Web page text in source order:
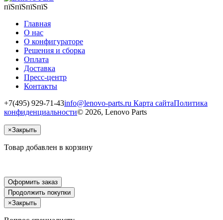
пїЅпїЅпїЅпїЅ
Главная
О нас
О конфигураторе
Решения и сборка
Оплата
Доставка
Пресс-центр
Контакты
+7(495) 929-71-43info@lenovo-parts.ru Карта сайтаПолитика
конфиденциальности© 2026, Lenovo Parts
×Закрыть
Товар добавлен в корзину
Оформить заказ
Продолжить покупки
×Закрыть